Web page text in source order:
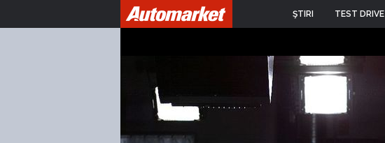
ŞTIRI TEST DRIVE